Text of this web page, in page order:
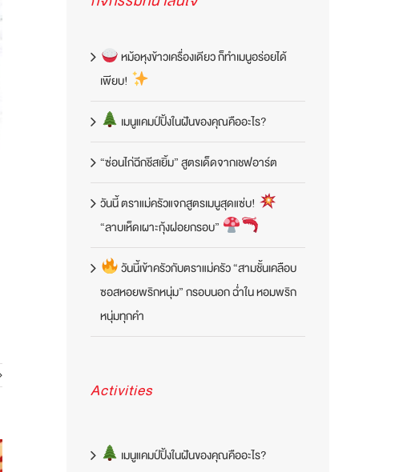
หม้อหุงข้าวเครื่องเดียว ก็ทำเมนูอร่อยได้
เพียบ!
เมนูแคมป์ปิ้งในฝันของคุณคืออะไร?
“ซ่อนไก่ฉีกชีสเยิ้ม” สูตรเด็ดจากเชฟอาร์ต
วันนี้ ตราแม่ครัวแจกสูตรเมนูสุดแซ่บ!
“ลาบเห็ดเผาะกุ้งฝอยกรอบ”
วันนี้เข้าครัวกับตราแม่ครัว “สามชั้นเคลือบ
ซอสหอยพริกหนุ่ม” กรอบนอก ฉ่ำใน หอมพริก
หนุ่มทุกคำ
Activities
เมนูแคมป์ปิ้งในฝันของคุณคืออะไร?